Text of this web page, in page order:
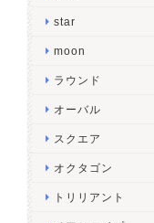
star
moon
ラウンド
オーバル
スクエア
オクタゴン
トリリアント